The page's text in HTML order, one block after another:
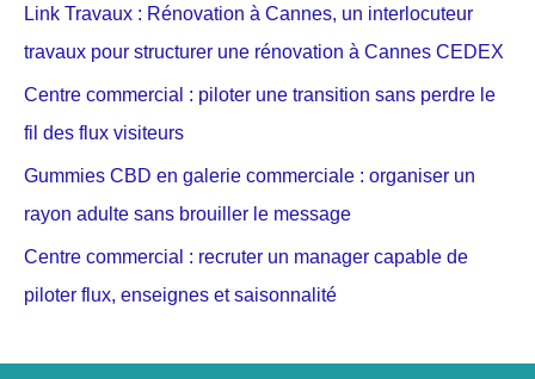
Link Travaux : Rénovation à Cannes, un interlocuteur
travaux pour structurer une rénovation à Cannes CEDEX
Centre commercial : piloter une transition sans perdre le
fil des flux visiteurs
Gummies CBD en galerie commerciale : organiser un
rayon adulte sans brouiller le message
Centre commercial : recruter un manager capable de
piloter flux, enseignes et saisonnalité